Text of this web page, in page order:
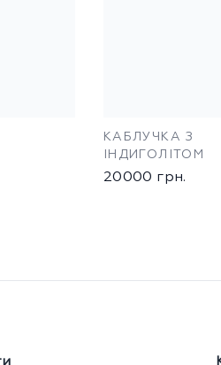
КАБЛУЧКА З
ІНДИГОЛІТОМ
20000 грн.